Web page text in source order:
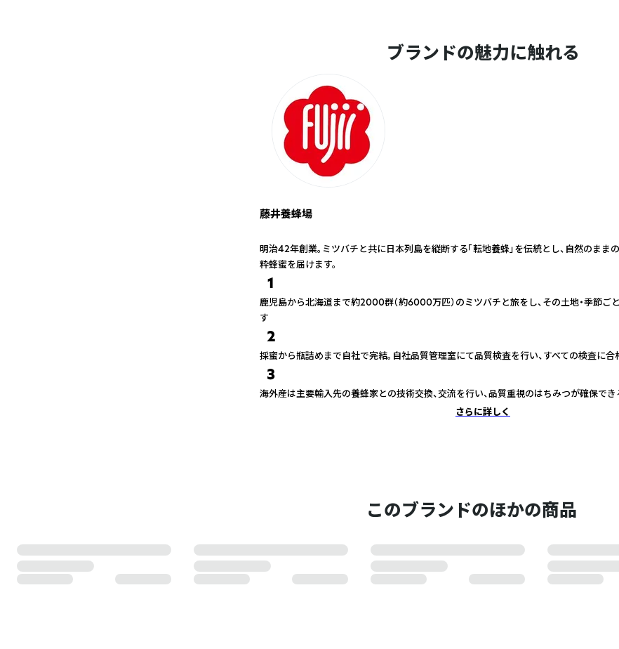
ブランドの魅力に触れる
藤井養蜂場
明治42年創業。ミツバチと共に日本列島を縦断する「転地養蜂」を伝統とし、自然のまま
粋蜂蜜を届けます。
1
鹿児島から北海道まで約2000群（約6000万匹）のミツバチと旅をし、その土地・季節ご
す
2
採蜜から瓶詰めまで自社で完結。自社品質管理室にて品質検査を行い、すべての検査に
3
海外産は主要輸入先の養蜂家との技術交換、交流を行い、品質重視のはちみつが確保で
さらに詳しく
このブランドのほかの商品